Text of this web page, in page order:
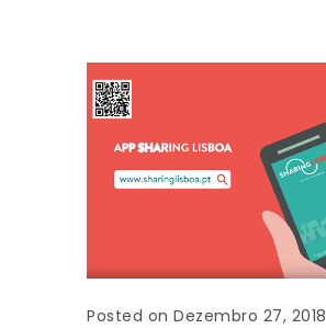
Posted on Dezembro 27, 2018